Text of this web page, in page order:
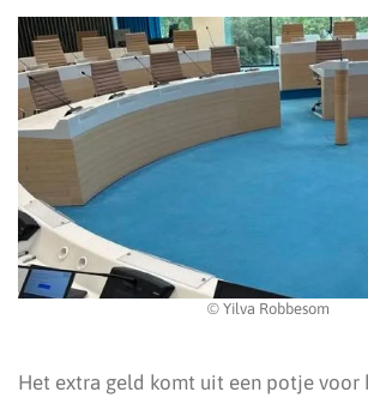
© Yilva Robbesom
Het extra geld komt uit een potje voor